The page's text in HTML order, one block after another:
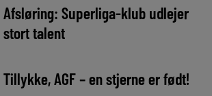
Afsløring: Superliga-klub udlejer
stort talent
Tillykke, AGF – en stjerne er født!